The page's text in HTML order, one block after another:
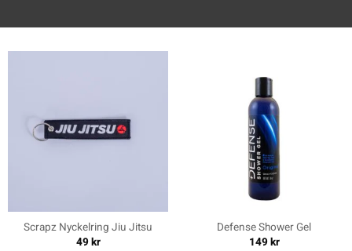
Scrapz Nyckelring Jiu Jitsu
49kr
Defense Shower Gel
149kr